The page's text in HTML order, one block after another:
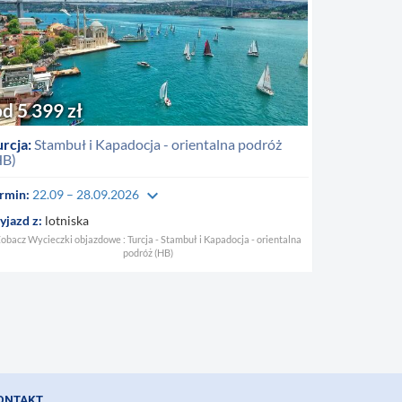
Stambuł i Kapadocja - orientalna podróż
5 399 zł
22.09 – 28.09.2026 keyboard_arrow_down
z: lotniska
Wycieczki objazdowe : Turcja - Stambuł i Kapadocja - orientalna
podróż (HB)